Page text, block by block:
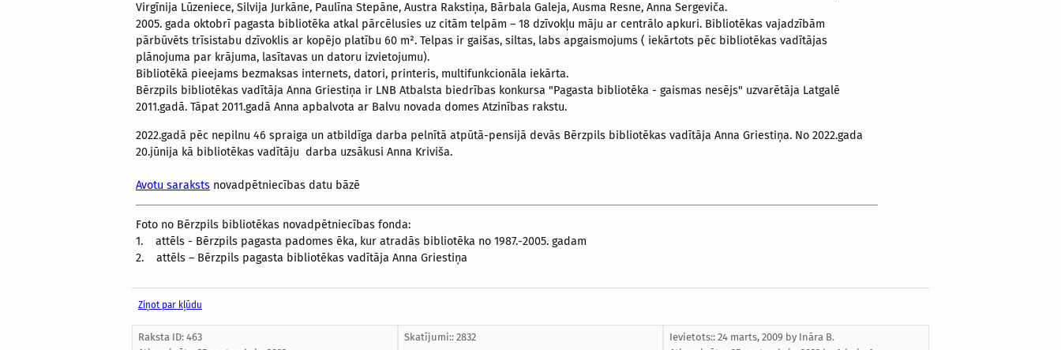
Virgīnija Lūzeniece, Silvija Jurkāne, Paulīna Stepāne, Austra Rakstiņa, Bārbala Galeja, Ausma Resne, Anna Sergeviča.
2005. gada oktobrī pagasta bibliotēka atkal pārcēlusies uz citām telpām – 18 dzīvokļu māju ar centrālo apkuri. Bibliotēkas vajadzībām
pārbūvēts trīsistabu dzīvoklis ar kopējo platību 60 m². Telpas ir gaišas, siltas, labs apgaismojums ( iekārtots pēc bibliotēkas vadītājas
plānojuma par krājuma, lasītavas un datoru izvietojumu).
Bibliotēkā pieejams bezmaksas internets, datori, printeris, multifunkcionāla iekārta.
Bērzpils bibliotēkas vadītāja Anna Griestiņa ir LNB Atbalsta biedrības konkursa "Pagasta bibliotēka - gaismas nesējs" uzvarētāja Latgalē
2011.gadā. Tāpat 2011.gadā Anna apbalvota ar Balvu novada domes Atzinības rakstu.
2022.gadā pēc nepilnu 46 spraiga un atbildīga darba pelnītā atpūtā-pensijā devās Bērzpils bibliotēkas vadītāja Anna Griestiņa. No 2022.gada
20.jūnija kā bibliotēkas vadītāju darba uzsākusi Anna Kriviša.
Avotu saraksts novadpētniecības datu bāzē
Foto no Bērzpils bibliotēkas novadpētniecības fonda:
1. attēls - Bērzpils pagasta padomes ēka, kur atradās bibliotēka no 1987.-2005. gadam
2. attēls – Bērzpils pagasta bibliotēkas vadītāja Anna Griestiņa
Ziņot par kļūdu
Raksta ID: 463
Skatījumi:: 2832 Ievietots:: 24 marts, 2009 by Ināra B.